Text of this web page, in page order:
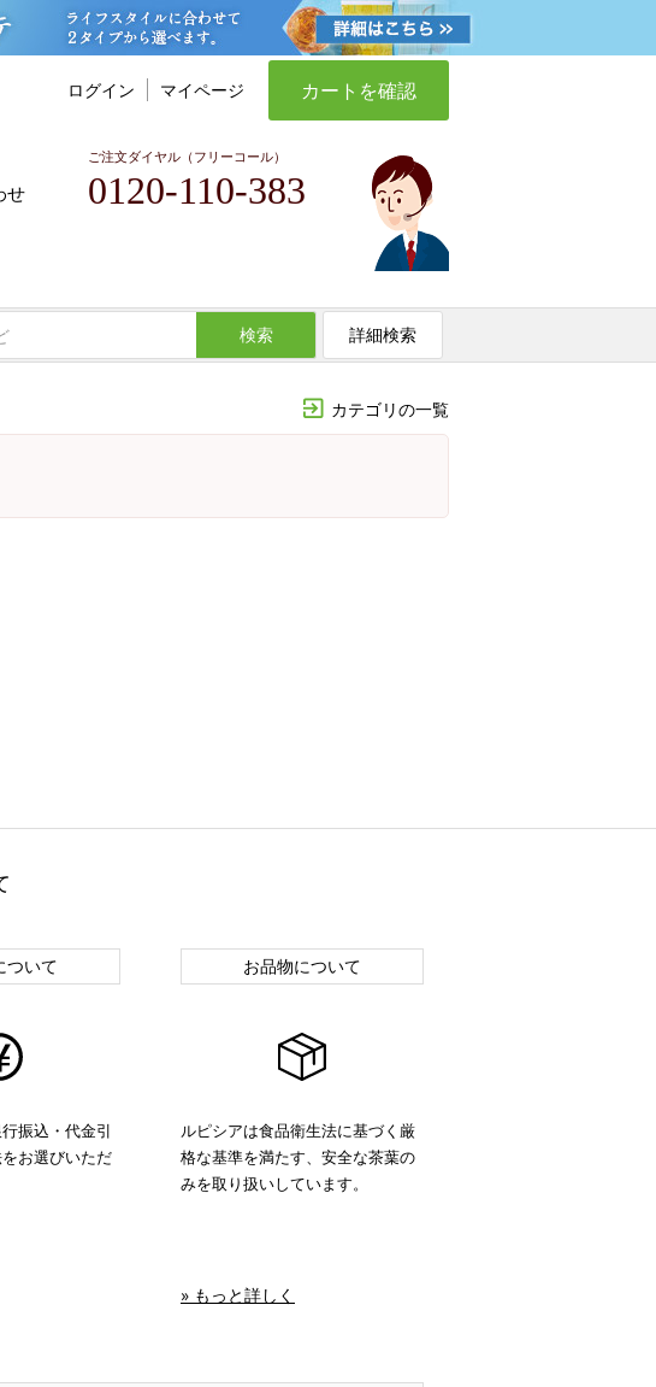
ログイン マイページ カートを確認
せ
ご注文ダイヤル（フリーコール）
0120-110-383
検索 詳細検索
カテゴリの一覧
ついて
振込・代金引
お選びいただ
お品物について
ルピシアは食品衛生法に基づく厳
格な基準を満たす、安全な茶葉の
みを取り扱いしています。
» もっと詳しく